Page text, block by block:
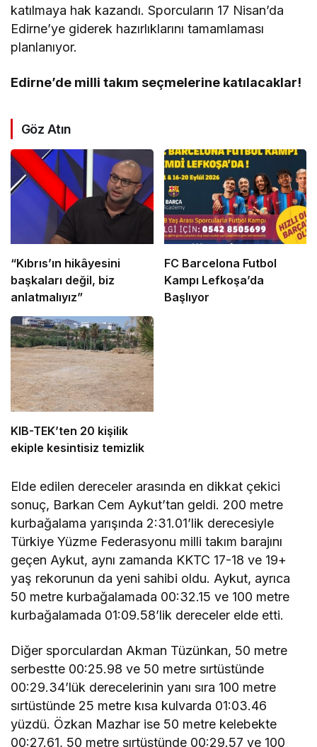
katılmaya hak kazandı. Sporcuların 17 Nisan’da
Edirne’ye giderek hazırlıklarını tamamlaması
planlanıyor.
Edirne’de milli takım seçmelerine katılacaklar!
Göz Atın
“Kıbrıs’ın hikâyesini
başkaları değil, biz
anlatmalıyız”
FC Barcelona Futbol
Kampı Lefkoşa’da
Başlıyor
KIB-TEK’ten 20 kişilik
ekiple kesintisiz temizlik
Elde edilen dereceler arasında en dikkat çekici
sonuç, Barkan Cem Aykut’tan geldi. 200 metre
kurbağalama yarışında 2:31.01’lik derecesiyle
Türkiye Yüzme Federasyonu milli takım barajını
geçen Aykut, aynı zamanda KKTC 17-18 ve 19+
yaş rekorunun da yeni sahibi oldu. Aykut, ayrıca
50 metre kurbağalamada 00:32.15 ve 100 metre
kurbağalamada 01:09.58’lik dereceler elde etti.
Diğer sporculardan Akman Tüzünkan, 50 metre
serbestte 00:25.98 ve 50 metre sırtüstünde
00:29.34’lük derecelerinin yanı sıra 100 metre
sırtüstünde 25 metre kısa kulvarda 01:03.46
yüzdü. Özkan Mazhar ise 50 metre kelebekte
00:27.61, 50 metre sırtüstünde 00:29.57 ve 100